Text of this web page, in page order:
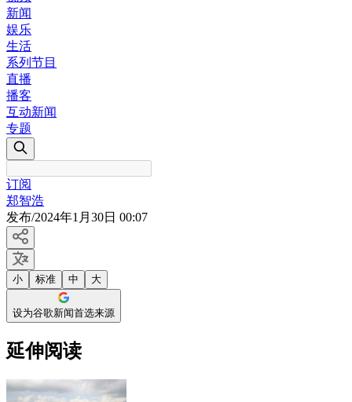
新闻
娱乐
生活
系列节目
直播
播客
互动新闻
专题
订阅
郑智浩
发布/2024年1月30日 00:07
小 标准 中 大
设为谷歌新闻首选来源
延伸阅读